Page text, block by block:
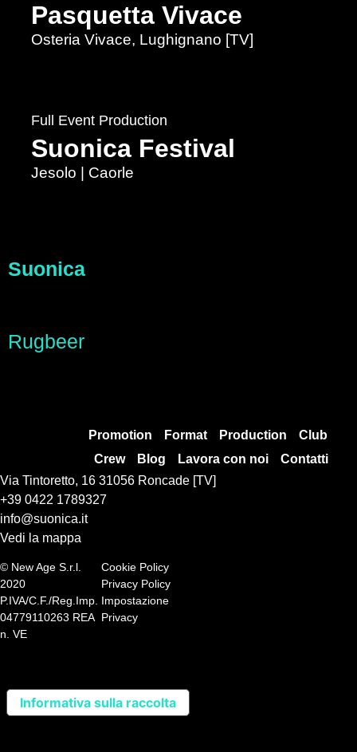
Pasquetta Vivace
Osteria Vivace, Lughignano [TV]
Full Event Production
Suonica Festival
Jesolo | Caorle
Suonica
Rugbeer
Promotion Format Production
Club
Crew
Blog Lavora con noi
Contatti
Via Tintoretto, 16 31056 Roncade [TV]
+39 0422 1789327
info@suonica.it
Vedi la mappa
© New Age S.r.l.
2020
P.IVA/C.F./Reg.Imp.
04779110263 REA
n. VE
Cookie Policy
Privacy Policy
Impostazione
Privacy
Informativa sulla raccolta